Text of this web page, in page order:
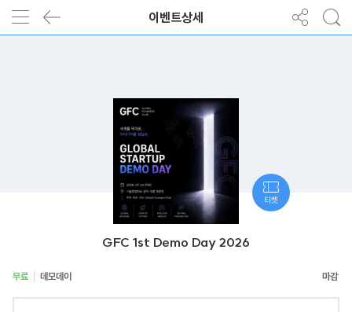
이벤트상세
GFC 1st Demo Day 2026
무료 데모데이
티켓